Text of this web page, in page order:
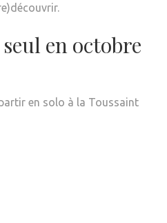
en octobre
en solo à la Toussaint